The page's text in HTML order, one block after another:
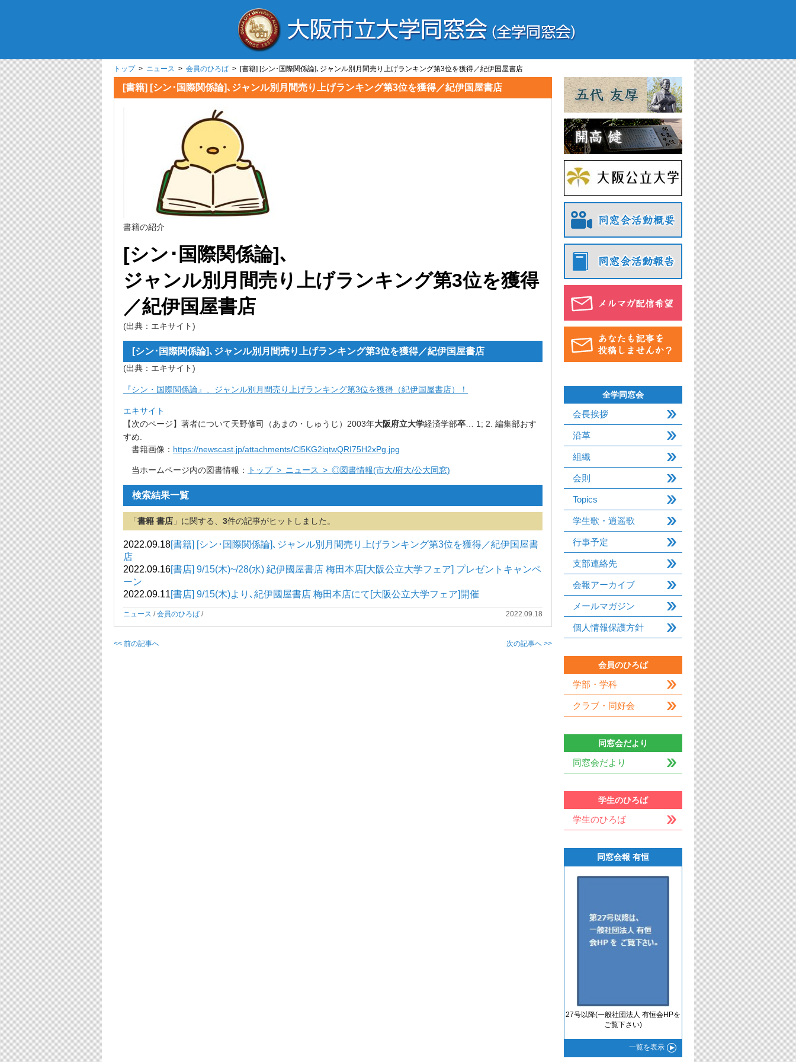
トップ> ニュース > 会員のひろば > [書籍] [シン･国際関係論]､ジャンル別月間売り上げランキング第3位を獲得／紀伊国屋書店
[書籍] [シン･国際関係論]､ジャンル別月間売り上げランキング第3位を獲得／紀伊国屋書店
書籍の紹介
[シン･国際関係論]､
ジャンル別月間売り上げランキング第3位を獲得
／紀伊国屋書店
(出典：エキサイト)
[シン･国際関係論]､ジャンル別月間売り上げランキング第3位を獲得／紀伊国屋書店
(出典：エキサイト)
『シン・国際関係論』、 ジャンル別月間売り上げランキング第3位を獲得（紀伊国屋書店） ！
エキサイト
【次のページ】著者について天野修司（あまの・しゅうじ） 2003年大阪府立大学経済学部卒 … 1; 2. 編集部おす
すめ.
書籍画像： https://newscast.jp/attachments/Cl5KG2iqtwQRI75H2xPg.jpg
当ホームページ内の図書情報： トップ > ニュース > ◎図書情報(市大/府大/公大同窓)
検索結果一覧
「 書籍 書店 」に関する、 3件の記事がヒットしました。
2022.09.18[書籍] [シン･国際関係論]､ジャンル別月間売り上げランキング第3位を獲得／紀伊国屋書
店
2022.09.16[書店] 9/15(木)~/28(水) 紀伊國屋書店 梅田本店[大阪公立大学フェア] プレゼントキャンペ
ーン
2022.09.11[書店] 9/15(木)より､紀伊國屋書店 梅田本店にて[大阪公立大学フェア]開催
ニュース /会員のひろば / 2022.09.18
<< 前の記事へ 次の記事へ >>
全学同窓会
会長挨拶
沿革
組織
会則
Topics
学生歌・逍遥歌
行事予定
支部連絡先
会報アーカイブ
メールマガジン
個人情報保護方針
会員のひろば
学部・学科
クラブ・同好会
同窓会だより
同窓会だより
学生のひろば
学生のひろば
同窓会報 有恒
27号以降(一般社団法人 有恒会HPを
ご覧下さい)
一覧を表示